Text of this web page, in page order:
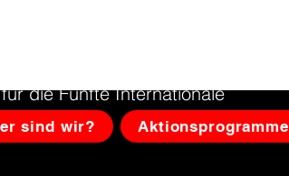
die Fünfte Internationale
sind wir? Aktionsprogramme